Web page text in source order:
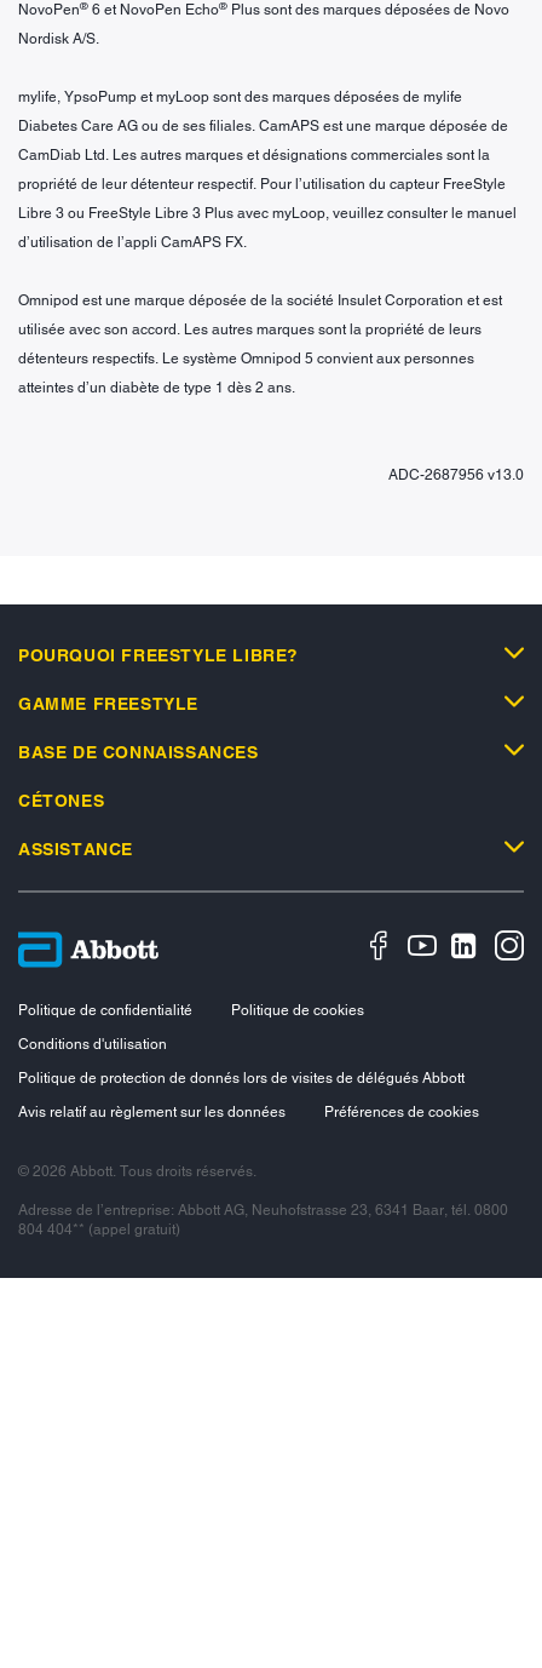
NovoPen® 6 et NovoPen Echo® Plus sont des marques déposées de Novo
Nordisk A/S.
mylife, YpsoPump et myLoop sont des marques déposées de mylife
Diabetes Care AG ou de ses filiales. CamAPS est une marque déposée de
CamDiab Ltd. Les autres marques et désignations commerciales sont la
propriété de leur détenteur respectif. Pour l’utilisation du capteur FreeStyle
Libre 3 ou FreeStyle Libre 3 Plus avec myLoop, veuillez consulter le manuel
d’utilisation de l’appli CamAPS FX.
Omnipod est une marque déposée de la société Insulet Corporation et est
utilisée avec son accord. Les autres marques sont la propriété de leurs
détenteurs respectifs. Le système Omnipod 5 convient aux personnes
atteintes d’un diabète de type 1 dès 2 ans.
ADC-2687956 v13.0
POURQUOI FREESTYLE LIBRE?
GAMME FREESTYLE
BASE DE CONNAISSANCES
CÉTONES
ASSISTANCE
Politique de confidentialité
Politique de cookies
Conditions d'utilisation
Politique de protection de donnés lors de visites de délégués Abbott
Avis relatif au règlement sur les données
Préférences de cookies
© 2026 Abbott. Tous droits réservés.
Adresse de l’entreprise: Abbott AG, Neuhofstrasse 23, 6341 Baar, tél. 0800
804 404** (appel gratuit)